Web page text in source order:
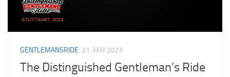
GENTLEMANSRIDE 21. MAI 2023
The Distinguished Gentleman’s Ride